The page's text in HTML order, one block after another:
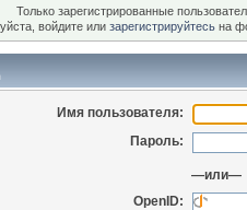
Только зарегистрированные
войдите или зарегистрируйтесь на
Имя пользователя:
Пароль:
—или—
OpenID: